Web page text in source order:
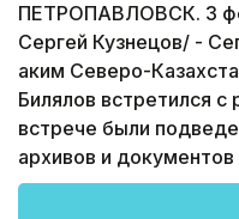
ПЕТРОПАВЛОВСК. 3
Сергей Кузнецов/ -
аким Северо-
Билялов встретился с
встрече были
архивов и